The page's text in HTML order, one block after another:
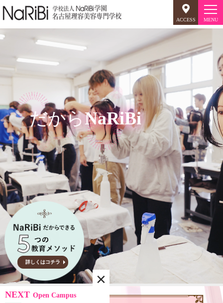
ACCESS
オープンキャンパス
美容師のミリョク 理容師のミリョク
NaRiBiのミリョク
学科案内
キャンパスライフ
就職について
情報公開
学生・保護者向け
一般サロン向け
後援会向け
学校情報
だからNaRiBi
詳しくはコチラ
NEXT Open Campus